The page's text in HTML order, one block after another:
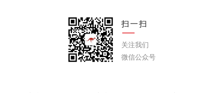
扫一扫
关注我们
微信公众号